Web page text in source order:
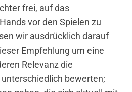
frei, auf das
vor den Spielen zu
wir ausdrücklich darauf
Empfehlung um eine
Relevanz die
bewerten;